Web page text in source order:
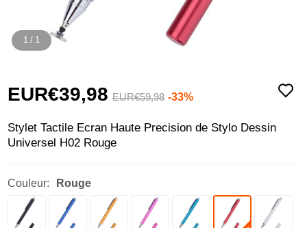
1 / 1
EUR€39,98 EUR€59,98 -33%
Stylet Tactile Ecran Haute Precision de Stylo Dessin
Universel H02 Rouge
Couleur: Rouge